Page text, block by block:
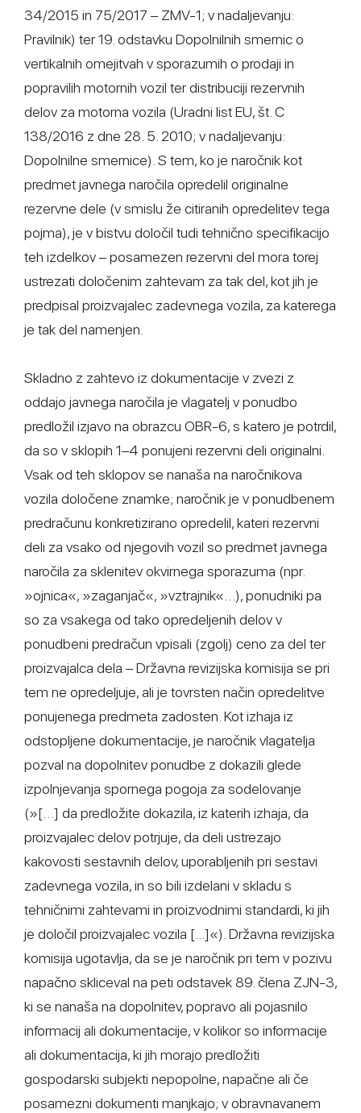
34/2015 in 75/2017 – ZMV-1; v nadaljevanju:
Pravilnik) ter 19. odstavku Dopolnilnih smernic o
vertikalnih omejitvah v sporazumih o prodaji in
popravilih motornih vozil ter distribuciji rezervnih
delov za motorna vozila (Uradni list EU, št. C
138/2016 z dne 28. 5. 2010; v nadaljevanju:
Dopolnilne smernice). S tem, ko je naročnik kot
predmet javnega naročila opredelil originalne
rezervne dele (v smislu že citiranih opredelitev tega
pojma), je v bistvu določil tudi tehnično specifikacijo
teh izdelkov – posamezen rezervni del mora torej
ustrezati določenim zahtevam za tak del, kot jih je
predpisal proizvajalec zadevnega vozila, za katerega
je tak del namenjen.
Skladno z zahtevo iz dokumentacije v zvezi z
oddajo javnega naročila je vlagatelj v ponudbo
predložil izjavo na obrazcu OBR-6, s katero je potrdil,
da so v sklopih 1–4 ponujeni rezervni deli originalni.
Vsak od teh sklopov se nanaša na naročnikova
vozila določene znamke; naročnik je v ponudbenem
predračunu konkretizirano opredelil, kateri rezervni
deli za vsako od njegovih vozil so predmet javnega
naročila za sklenitev okvirnega sporazuma (npr.
»ojnica«, »zaganjač«, »vztrajnik«…), ponudniki pa
so za vsakega od tako opredeljenih delov v
ponudbeni predračun vpisali (zgolj) ceno za del ter
proizvajalca dela – Državna revizijska komisija se pri
tem ne opredeljuje, ali je tovrsten način opredelitve
ponujenega predmeta zadosten. Kot izhaja iz
odstopljene dokumentacije, je naročnik vlagatelja
pozval na dopolnitev ponudbe z dokazili glede
izpolnjevanja spornega pogoja za sodelovanje
(»[…] da predložite dokazila, iz katerih izhaja, da
proizvajalec delov potrjuje, da deli ustrezajo
kakovosti sestavnih delov, uporabljenih pri sestavi
zadevnega vozila, in so bili izdelani v skladu s
tehničnimi zahtevami in proizvodnimi standardi, ki jih
je določil proizvajalec vozila [...]«). Državna revizijska
komisija ugotavlja, da se je naročnik pri tem v pozivu
napačno skliceval na peti odstavek 89. člena ZJN-3,
ki se nanaša na dopolnitev, popravo ali pojasnilo
informacij ali dokumentacije, v kolikor so informacije
ali dokumentacija, ki jih morajo predložiti
gospodarski subjekti nepopolne, napačne ali če
posamezni dokumenti manjkajo; v obravnavanem